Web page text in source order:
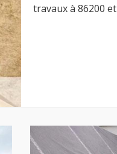
travaux à 86200